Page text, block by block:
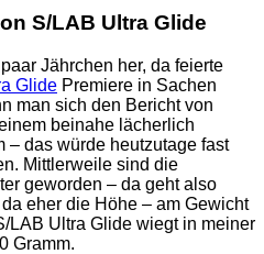
S/LAB Ultra Glide
Jährchen her, da feierte
Glide Premiere in Sachen
man sich den Bericht von
beinahe lächerlich
– das würde heutzutage fast
Mittlerweile sind die
geworden – da geht also
eher die Höhe – am Gewicht
LAB Ultra Glide wiegt in meiner
Gramm.